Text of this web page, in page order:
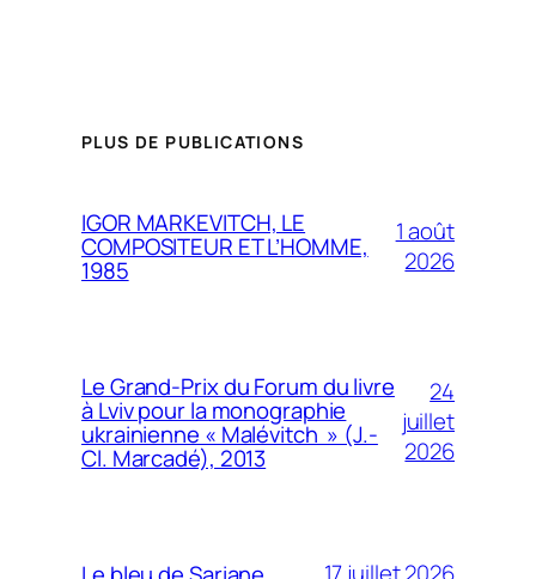
PLUS DE PUBLICATIONS
IGOR MARKEVITCH, LE
COMPOSITEUR ET L’HOMME,
1985
1 août
2026
Le Grand-Prix du Forum du livre
à Lviv pour la monographie
ukrainienne « Malévitch » (J.-
Cl. Marcadé), 2013
24
juillet
2026